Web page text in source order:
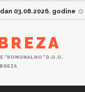
03.08.2026. godine
"KOMUNALNO" D.O.O.
BREZA